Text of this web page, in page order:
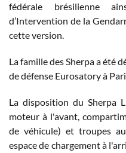
fédérale brésilienne
d’Intervention de la
cette version.
La famille des Sherpa a été
de défense Eurosatory à
La disposition du Sherpa
moteur à l'avant,
de véhicule) et troupes
espace de chargement à